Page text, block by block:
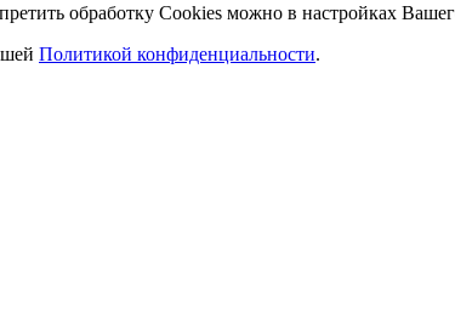
обработку Cookies можно в настройках
Политикой конфиденциальности.